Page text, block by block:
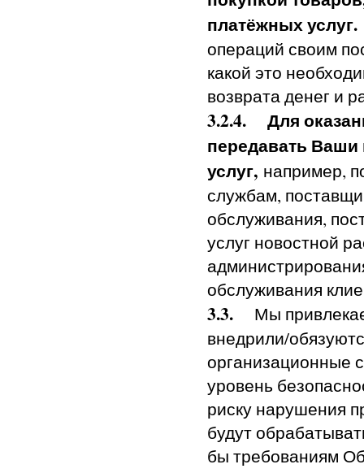
платёжных услуг.
операций своим
какой это
возврата денег и
3.2.4.
Для
передавать
услуг, например,
службам,
обслуживания,
услуг новостной
обслуживания
3.3.
Мы
внедрили/
организационные
уровень
риску нарушения
будут
бы требованиям